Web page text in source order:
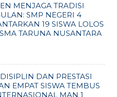
MENJAGA TRADISI
SMP NEGERI 4
19 SISWA LOLOS
TARUNA NUSANTARA
DAN PRESTASI
EMPAT SISWA TEMBUS
MAN 1